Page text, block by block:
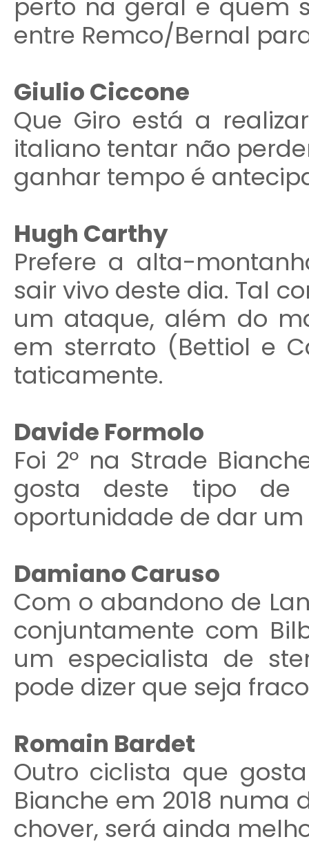
perto na geral e quem
entre Remco/Bernal
Giulio Ciccone
Que Giro está a
italiano tentar não
ganhar tempo é
Hugh Carthy
Prefere a alta-
sair vivo deste dia. Tal
um ataque, além do
em sterrato (Bettiol e
taticamente.
Davide Formolo
Foi 2º na Strade
gosta deste tipo
oportunidade de dar
Damiano Caruso
Com o abandono de
conjuntamente com
um especialista de
pode dizer que seja
Romain Bardet
Outro ciclista que
Bianche em 2018 numa
chover, será ainda